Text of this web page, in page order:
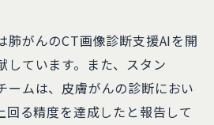
肺がんのCT画像診断支援AIを開
しています。​また、スタン
ームは、皮膚がんの診断におい
回る精度を達成したと報告して